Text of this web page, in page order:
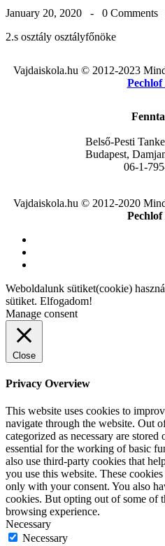
January 20, 2020 - 0 Comments
2.s osztály osztályfőnöke
Post
navigation
Belső-Pesti
Budapest,
06-1-
Weboldalunk sütiket(cookie)
sütiket. Elfogadom!
Manage consent
Close
Privacy Overview
This website uses cookies to
navigate through the website. Out
categorized as necessary are
essential for the working of basic
also use third-party cookies that
you use this website. These
only with your consent. You also
cookies. But opting out of some of
browsing experience.
Necessary
Necessary